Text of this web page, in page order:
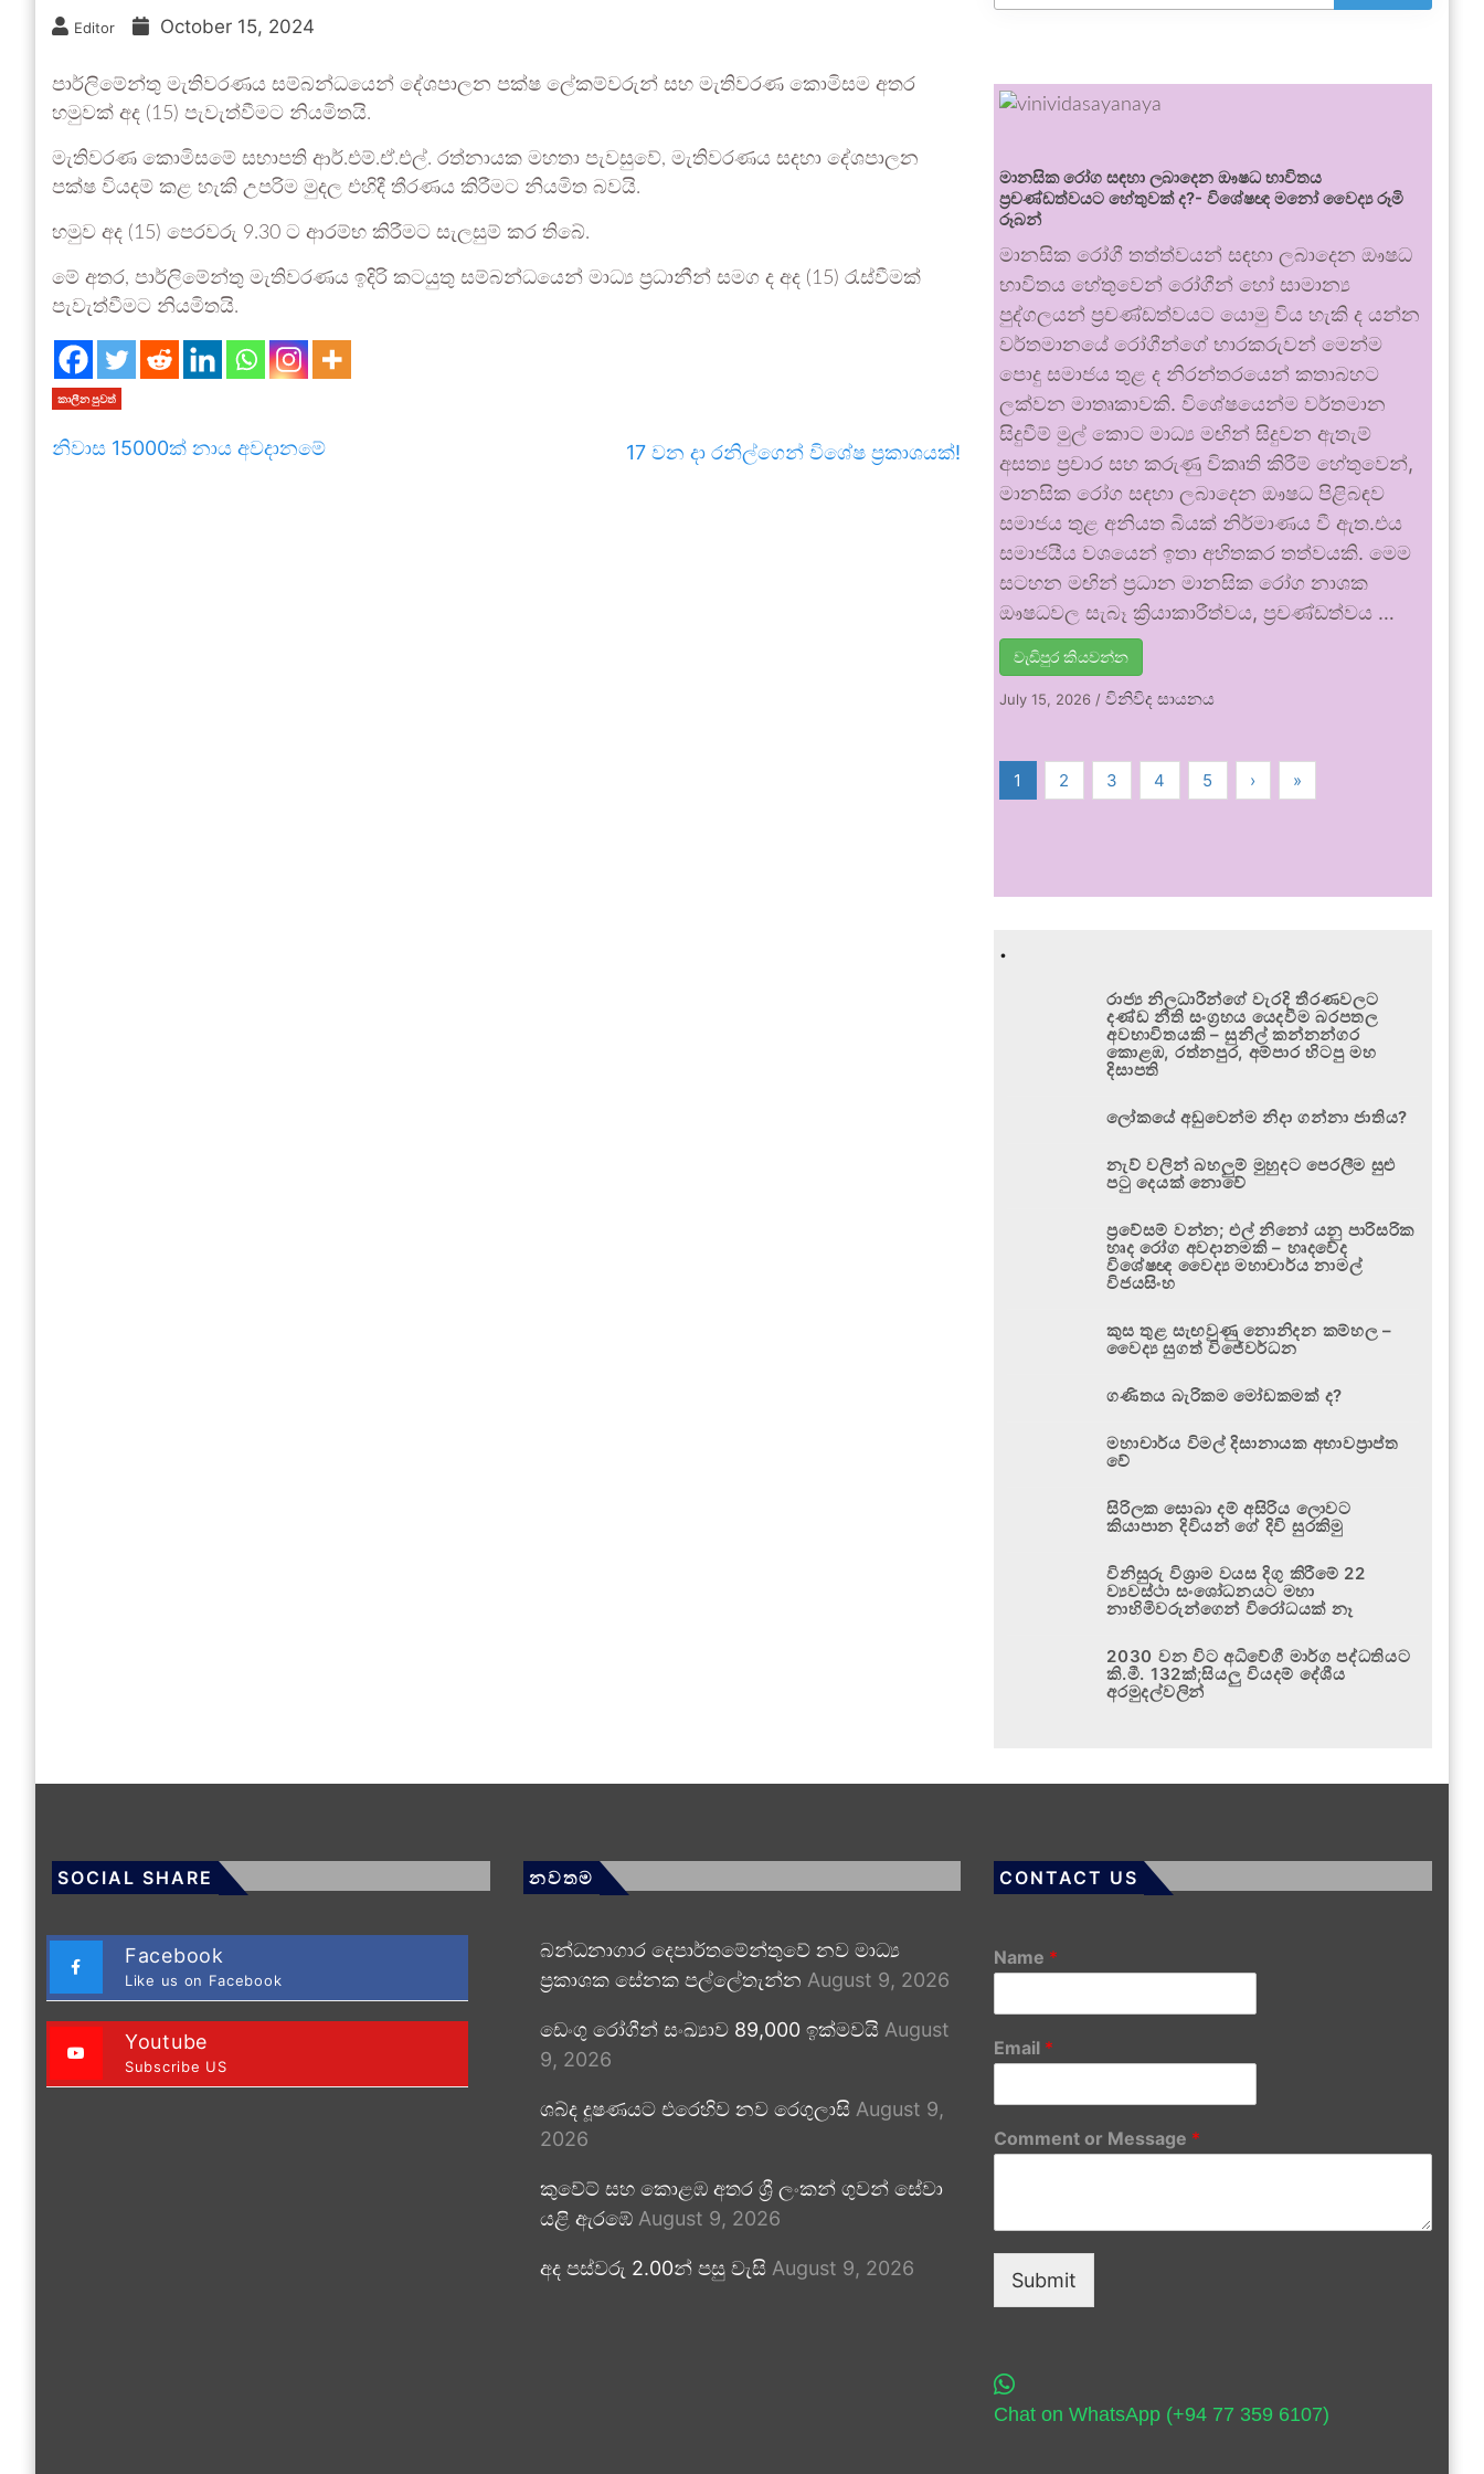
Editor October 15, 2024
පාර්ලිමේන්තු මැතිවරණය සම්බන්ධයෙන් දේශපාලන පක්ෂ ලේකම්වරුන් සහ මැතිවරණ කොමිසම අතර
හමුවක් අද (15) පැවැත්වීමට නියමිතයි.
මැතිවරණ කොමිසමේ සභාපති ආර්.එම්.ඒ.එල්. රත්නායක මහතා පැවසුවේ, මැතිවරණය සදහා දේශපාලන
පක්ෂ වියදම් කළ හැකි උපරිම මුදල එහිදී තීරණය කිරීමට නියමිත බවයි.
හමුව අද (15) පෙරවරු 9.30 ට ආරම්භ කිරීමට සැලසුම් කර තිබේ.
මේ අතර, පාර්ලිමේන්තු මැතිවරණය ඉදිරි කටයුතු සම්බන්ධයෙන් මාධ්‍ය ප්‍රධානීන් සමග ද අද (15) රැස්වීමක්
පැවැත්වීමට නියමිතයි.
කාලීන පුවත්
නිවාස 15000ක් නාය අවදානමේ 17 වන දා රනිල්ගෙන් විශේෂ ප්‍රකාශයක්!
මානසික රෝග සඳහා ලබාදෙන ඖෂධ භාවිතය
ප්‍රචණ්ඩත්වයට හේතුවක් ද?- විශේෂඥ මනෝ වෛද්‍ය රූමි
රූබන්
මානසික රෝගී තත්ත්වයන් සඳහා ලබාදෙන ඖෂධ
භාවිතය හේතුවෙන් රෝගීන් හෝ සාමාන්‍ය
පුද්ගලයන් ප්‍රචණ්ඩත්වයට යොමු විය හැකි ද යන්න
වර්තමානයේ රෝගීන්ගේ භාරකරුවන් මෙන්ම
පොදු සමාජය තුළ ද නිරන්තරයෙන් කතාබහට
ලක්වන මාතෘකාවකි. විශේෂයෙන්ම වර්තමාන
සිදුවීම් මුල් කොට මාධ්‍ය මඟින් සිදුවන ඇතැම්
අසත්‍ය ප්‍රචාර සහ කරුණු විකෘති කිරීම් හේතුවෙන්,
මානසික රෝග සඳහා ලබාදෙන ඖෂධ පිළිබඳව
සමාජය තුළ අනියත බියක් නිර්මාණය වී ඇත.එය
සමාජයීය වශයෙන් ඉතා අහිතකර තත්වයකි. මෙම
සටහන මඟින් ප්‍රධාන මානසික රෝග නාශක
ඖෂධවල සැබෑ ක්‍රියාකාරීත්වය, ප්‍රචණ්ඩත්වය …
වැඩිපුර කියවන්න
July 15, 2026 /විනිවිද සායනය
1 2 3 4 5 › »
.
රාජ්‍ය නිලධාරීන්ගේ වැරදි තීරණවලට
දණ්ඩ නීති සංග්‍රහය යෙදවීම බරපතල
අවභාවිතයකි – සුනිල් කන්නන්ගර
කොළඹ, රත්නපුර, අම්පාර හිටපු මහ
දිසාපති
ලෝකයේ අඩුවෙන්ම නිදා ගන්නා ජාතිය?
නැව් වලින් බහලුම් මුහුදට පෙරලීම සුළු
පටු දෙයක් නොවේ
ප්‍රවේසම් වන්න; එල් නිනෝ යනු පාරිසරික
හෘද රෝග අවදානමකි – හෘදවේද
විශේෂඥ වෛද්‍ය මහාචාර්ය නාමල්
විජයසිංහ
කුස තුළ සැඟවුණු නොනිදන කම්හල –
වෛද්‍ය සුගත් විජේවර්ධන
ගණිතය බැරිකම මෝඩකමක් ද?
මහාචාර්ය විමල් දිසානායක අභාවප්‍රාප්ත
වේ
සිරිලක සොබා දම් අසිරිය ලොවට
කියාපාන දිවියන් ගේ දිවි සුරකිමු
විනිසුරු විශ්‍රාම වයස දිගු කිරීමේ 22
ව්‍යවස්ථා සංශෝධනයට මහා
නාහිමිවරුන්ගෙන් විරෝධයක් නෑ
2030 වන විට අධිවේගී මාර්ග පද්ධතියට
කි.මී. 132ක්;සියලු වියදම් දේශීය
අරමුදල්වලින්
SOCIAL SHARE
Facebook
Like us on Facebook
Youtube
Subscribe US
නවතම
බන්ධනාගාර දෙපාර්තමේන්තුවේ නව මාධ්‍ය
ප්‍රකාශක සේනක පල්ලේතැන්න August 9, 2026
ඩෙංගු රෝගීන් සංඛ්‍යාව 89,000 ඉක්මවයි August
9, 2026
ශබ්ද දූෂණයට එරෙහිව නව රෙගුලාසි August 9,
2026
කුවේට් සහ කොළඹ අතර ශ්‍රී ලංකන් ගුවන් සේවා
යළි ඇරඹේ August 9, 2026
අද පස්වරු 2.00න් පසු වැසි August 9, 2026
CONTACT US
Name *
Email *
Comment or Message *
Submit
Chat on WhatsApp (+94 77 359 6107)